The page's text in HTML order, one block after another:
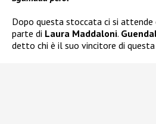
Dopo questa stoccata ci si
parte di Laura Maddaloni.
detto chi è il suo vincitore di